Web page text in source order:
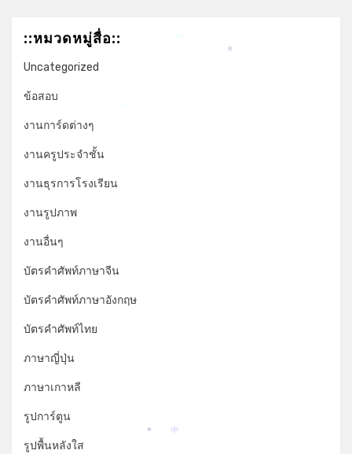
::หมวดหมู่สื่อ::
Uncategorized
ข้อสอบ
งานการ์ดต่างๆ
งานครูประจำชั้น
งานธุรการโรงเรียน
งานรูปภาพ
งานอื่นๆ
บัตรคำศัพท์ภาษาจีน
บัตรคำศัพท์ภาษาอังกฤษ
บัตรคำศัพท์ไทย
ภาษาญี่ปุ่น
ภาษาเกาหลี
รูปการ์ตูน
รูปพื้นหลังใส